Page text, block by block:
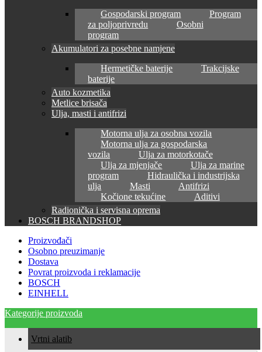
Gospodarski program
Program
za poljoprivredu
Osobni
program
Akumulatori za posebne namjene
Hermetičke baterije
Trakcijske
baterije
Auto kozmetika
Metlice brisača
Ulja, masti i antifrizi
Motorna ulja za osobna vozila
Motorna ulja za gospodarska
vozila
Ulja za motorkotače
Ulja za mjenjače
Ulja za marine
program
Hidraulička i industrijska
ulja
Masti
Antifrizi
Kočione tekućine
Aditivi
Radionička i servisna oprema
BOSCH BRANDSHOP
Proizvođači
Osobno preuzimanje
Dostava
Povrat proizvoda i reklamacije
BOSCH
EINHELL
Kategorije proizvoda
Vrtni alati